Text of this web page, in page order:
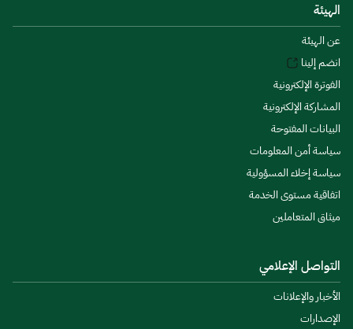
الهيئة
عن الهيئة
انضم إلينا
الفوترة الإلكترونية
المشاركة الإلكترونية
البيانات المفتوحة
سياسة أمن المعلومات
سياسة إخلاء المسؤولية
اتفاقية مستوى الخدمة
ميثاق المتعاملين
التواصل الإعلامي
الأخبار والإعلانات
الإصدارات